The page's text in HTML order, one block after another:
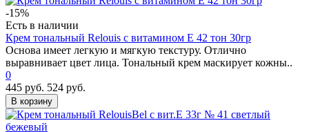
-15%
Есть в наличии
Крем тональный Relouis с витамином Е 42 тон 30гр
Основа имеет легкую и мягкую текстуру. Отлично
выравнивает цвет лица. Тональный крем маскирует кожны..
0
445 руб. 524 руб.
В корзину